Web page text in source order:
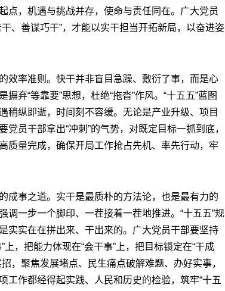
点，机遇与挑战并存，使命与责任同在。广大党员
、善谋巧干”，才能以实干担当开拓新局，以奋进姿
效率准则。快干并非盲目急躁、敷衍了事，而是心
弃“等靠要”思想，杜绝“拖沓”作风。“十五五”蓝图
稍纵即逝，时间刻不容缓。无论是产业升级、项目
员干部拿出“冲刺”的气势，对既定目标一抓到底，
质量完成，确保开局工作抢占先机、率先行动，牢
成事之道。实干是最质朴的方法论，也是最有力的
调一步一个脚印、一茬接着一茬地推进。“十五五”规
实实在在拼出来、干出来的。广大党员干部要坚持
，把能力体现在“会干事”上，把目标锁定在“干成
，聚焦发展堵点、民生痛点破解难题、办好实事，
工作都经得起实践、人民和历史的检验，筑牢“十五